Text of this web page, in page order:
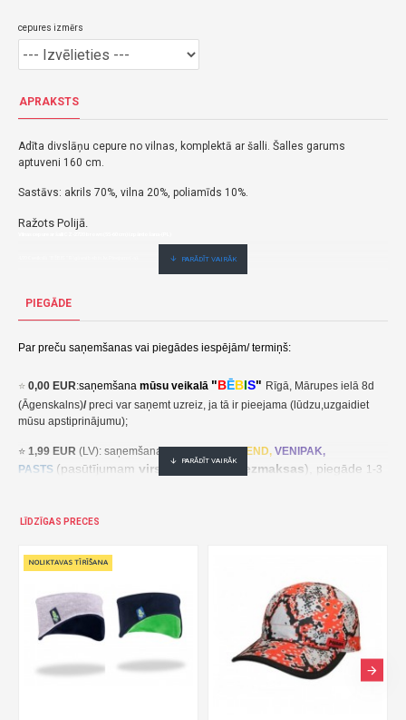
cepures izmērs
APRAKSTS
Adīta divslāņu cepure no vilnas, komplektā ar šalli. Šalles garums
aptuveni 160 cm.
Sastāvs: akrils 70%, vilna 20%, poliamīds 10%.
Ražots Polijā.
PIEGĀDE
Par preču saņemšanas vai piegādes iespējām/ termiņš:
⭐ 0,00 EUR:saņemšana mūsu veikalā "BĒBIS" Rīgā, Mārupes ielā 8d
(Āgenskalns)/preci var saņemt uzreiz, ja tā ir pieejama (lūdzu,uzgaidiet
mūsu apstiprinājumu);
⭐ 1,99 EUR (LV): saņemšana pakomātā SEND, VENIPAK,
PASTS (pasūtījumam virs 30,00 EUR- bezmaksas), piegāde 1-3
⭐2,49 EUR(LT, EE): saņemšana pakomātā
EE:2,49 EUR kättesaamine pakiautomaadis UNISEND, Udrop,
LT: 2,49 EUR gavimas siuntų automate UNISEND, Udrop, LPExpress,
pristatymas per 2–5 darbo dienas;
(LV): saņemšanaDPD Paku Skapis (pasūtījumamvirs
30,00 EUR- bezmaksas
1-3 darba dienu laikā;
LĪDZĪGAS PRECES